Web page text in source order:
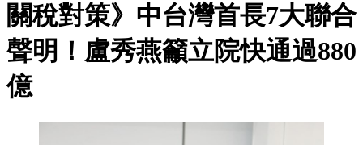
關稅對策》中台灣首長7大聯合
聲明！盧秀燕籲立院快通過880
億